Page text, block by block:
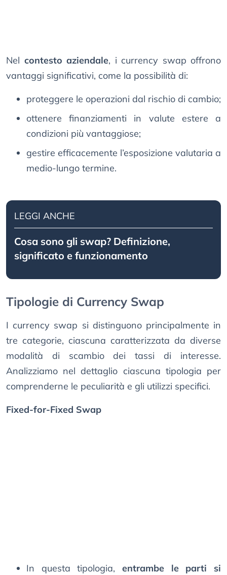
Nel contesto aziendale, i currency swap offrono
vantaggi significativi, come la possibilità di:
proteggere le operazioni dal rischio di cambio;
ottenere finanziamenti in valute estere a
condizioni più vantaggiose;
gestire efficacemente l’esposizione valutaria a
medio-lungo termine.
LEGGI ANCHE
Cosa sono gli swap? Definizione,
significato e funzionamento
Tipologie di Currency Swap
I currency swap si distinguono principalmente in
tre categorie, ciascuna caratterizzata da diverse
modalità di scambio dei tassi di interesse.
Analizziamo nel dettaglio ciascuna tipologia per
comprenderne le peculiarità e gli utilizzi specifici.
Fixed-for-Fixed Swap
In questa tipologia, entrambe le parti si